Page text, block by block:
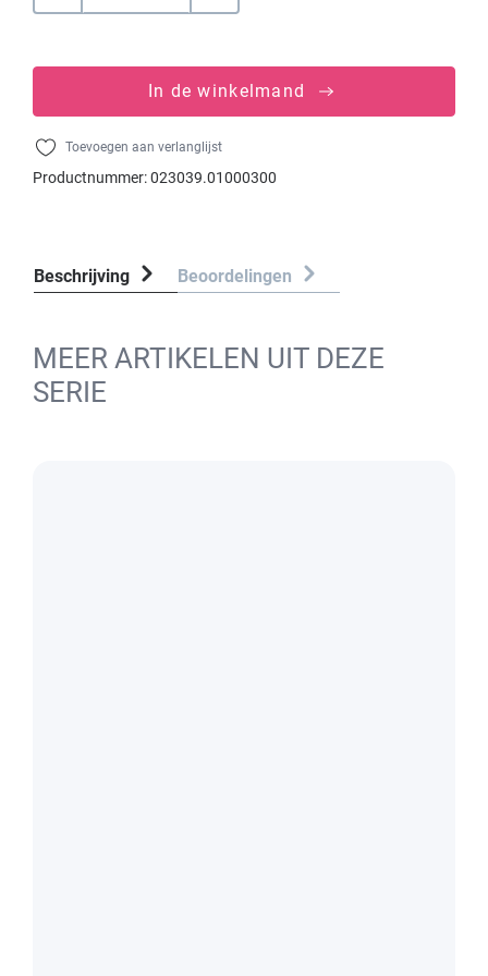
In de winkelmand
Toevoegen aan verlanglijst
Productnummer:023039.01000300
Beschrijving Beoordelingen
MEER ARTIKELEN UIT DEZE
SERIE